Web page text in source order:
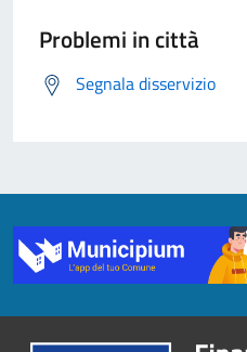
Problemi in città
Segnala disservizio